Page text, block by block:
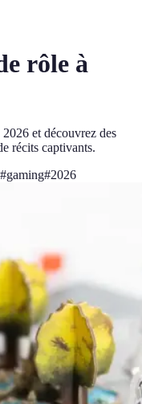
rôle à
et découvrez des
récits captivants.
#gaming#2026